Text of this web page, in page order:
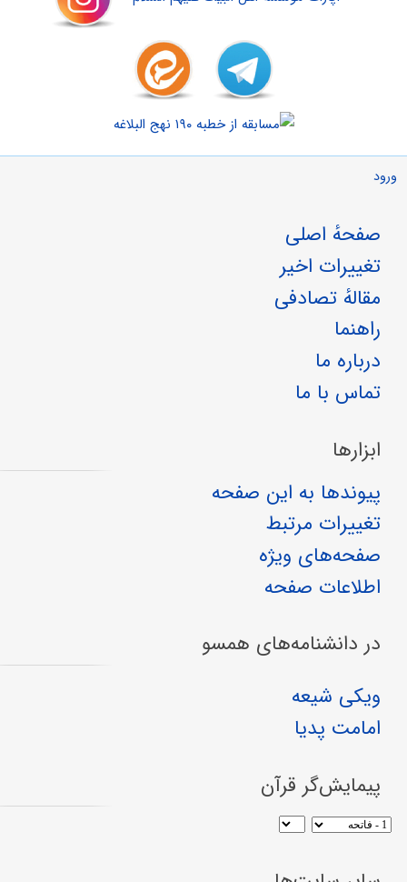
ورود
صفحهٔ اصلی
تغییرات اخیر
مقالهٔ تصادفی
راهنما
درباره ما
تماس با ما
ابزارها
پیوندها به این صفحه
تغییرات مرتبط
صفحه‌های ویژه
اطلاعات صفحه
در دانشنامه‌های همسو
ویکی شیعه
امامت پدیا
پیمایش‌گر قرآن